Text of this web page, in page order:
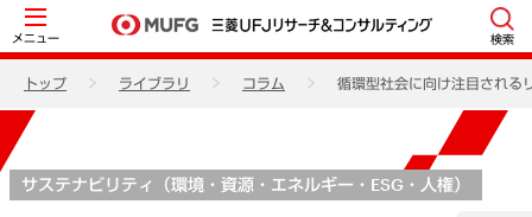
メニュー 検索
トップ ライブラリ コラム 循環型社会に向け注目される
サステナビリティ（環境・資源・エネルギー・ESG・人権）